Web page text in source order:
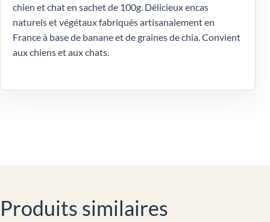
chien et chat en sachet de 100g. Délicieux encas
naturels et végétaux fabriqués artisanalement en
France à base de banane et de graines de chia. Convient
aux chiens et aux chats.
Produits similaires